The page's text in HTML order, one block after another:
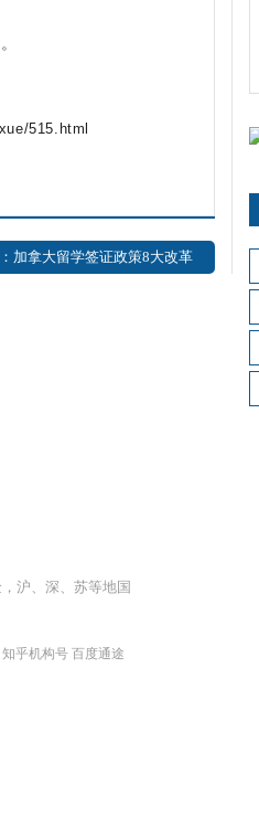
515.html
加拿大留学签证政策8大改革
沪、深、苏等地国
知乎机构号 百度通途